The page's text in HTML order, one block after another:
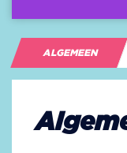
ALGEMEEN